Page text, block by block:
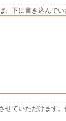
下に書き込んでい
せていただけます